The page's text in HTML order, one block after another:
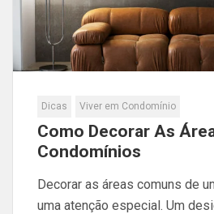
Dicas Viver em Condomínio
Como Decorar As
Condomínios
Decorar as áreas comuns de
uma atenção especial. Um